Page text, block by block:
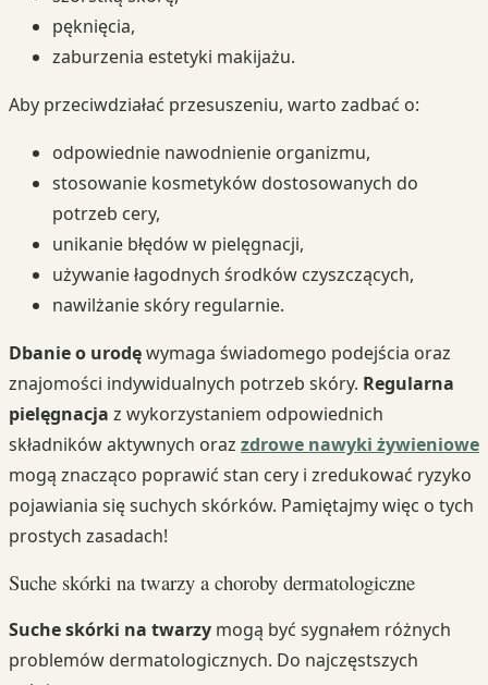
pęknięcia,
zaburzenia estetyki makijażu.
Aby przeciwdziałać przesuszeniu, warto zadbać o:
odpowiednie nawodnienie organizmu,
stosowanie kosmetyków dostosowanych do
potrzeb cery,
unikanie błędów w pielęgnacji,
używanie łagodnych środków czyszczących,
nawilżanie skóry regularnie.
Dbanie o urodęwymaga świadomego podejścia oraz
znajomości indywidualnych potrzeb skóry. Regularna
pielęgnacja z wykorzystaniem odpowiednich
składników aktywnych oraz zdrowe nawyki żywieniowe
mogą znacząco poprawić stan cery i zredukować ryzyko
pojawiania się suchych skórków. Pamiętajmy więc o tych
prostych zasadach!
Suche skórki na twarzy a choroby dermatologiczne
Suche skórki na twarzy mogą być sygnałem różnych
problemów dermatologicznych. Do najczęstszych